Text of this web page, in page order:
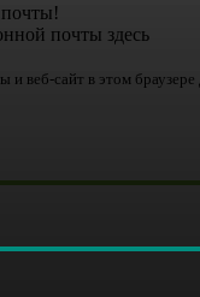
почты здесь
и веб-сайт в этом